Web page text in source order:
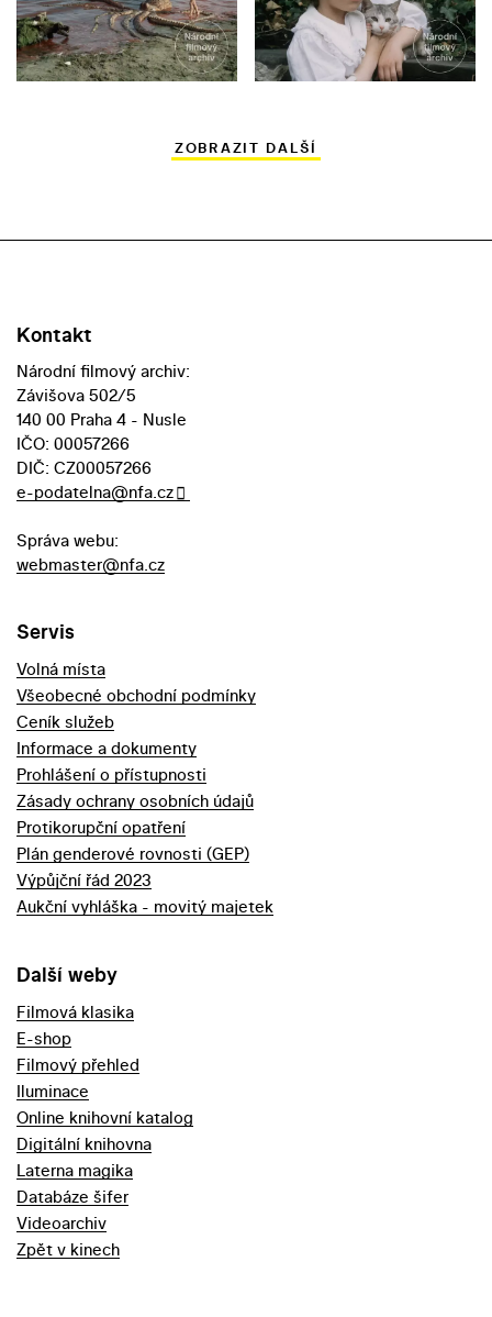
ZOBRAZIT DALŠÍ
Kontakt
Národní filmový archiv:
Závišova 502/5
140 00 Praha 4 - Nusle
IČO: 00057266
DIČ: CZ00057266
e-podatelna@nfa.cz
Správa webu:
webmaster@nfa.cz
Servis
Volná místa
Všeobecné obchodní podmínky
Ceník služeb
Informace a dokumenty
Prohlášení o přístupnosti
Zásady ochrany osobních údajů
Protikorupční opatření
Plán genderové rovnosti (GEP)
Výpůjční řád 2023
Aukční vyhláška - movitý majetek
Další weby
Filmová klasika
E-shop
Filmový přehled
Iluminace
Online knihovní katalog
Digitální knihovna
Laterna magika
Databáze šifer
Videoarchiv
Zpět v kinech